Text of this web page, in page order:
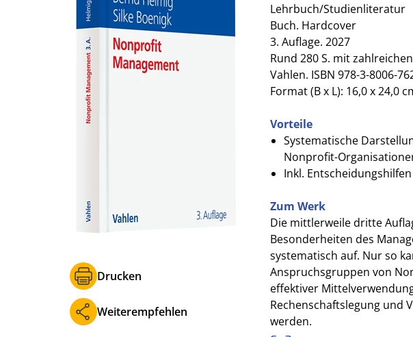
Drucken
Weiterempfehlen
Lehrbuch/Studienliteratur
Buch. Hardcover
3. Auflage. 2027
Rund 280 S. mit
Vahlen. ISBN 978-3-8006-
Format (B x L): 16,0 x 24,0
Vorteile
Systematische
Nonprofit-
Inkl.
Zum Werk
Die mittlerweile dritte
Besonderheiten des
systematisch auf. Nur so
Anspruchsgruppen von
effektiver
Rechenschaftslegung und
werden.